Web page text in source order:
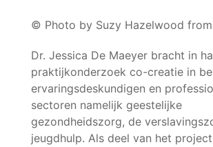
© Photo by Suzy Hazelwood
Dr. Jessica De Maeyer bracht in
praktijkonderzoek co-creatie in
ervaringsdeskundigen en
sectoren namelijk geestelijke
gezondheidszorg, de
jeugdhulp. Als deel van het